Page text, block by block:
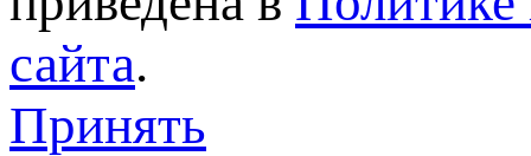
сайта.
Принять